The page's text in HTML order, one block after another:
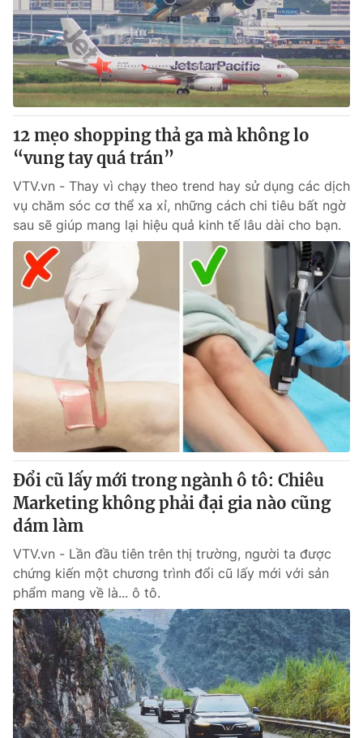
12 mẹo shopping thả ga mà không lo
“vung tay quá trán”
VTV.vn - Thay vì chạy theo trend hay sử dụng các dịch
vụ chăm sóc cơ thể xa xỉ, những cách chi tiêu bất ngờ
sau sẽ giúp mang lại hiệu quả kinh tế lâu dài cho bạn.
Đổi cũ lấy mới trong ngành ô tô: Chiêu
Marketing không phải đại gia nào cũng
dám làm
VTV.vn - Lần đầu tiên trên thị trường, người ta được
chứng kiến một chương trình đổi cũ lấy mới với sản
phẩm mang về là... ô tô.